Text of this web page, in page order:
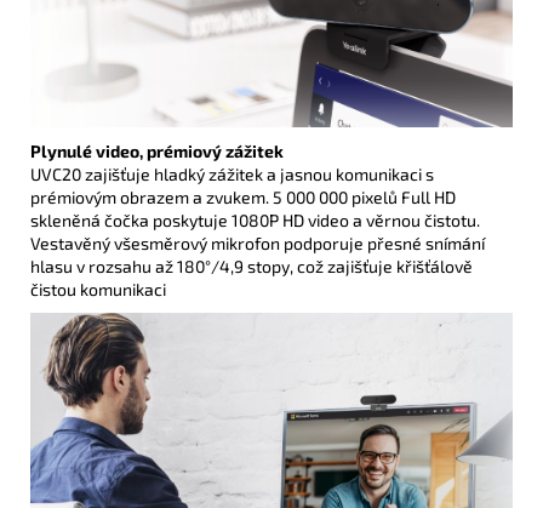
Plynulé video, prémiový zážitek
UVC20 zajišťuje hladký zážitek a jasnou komunikaci s
prémiovým obrazem a zvukem. 5 000 000 pixelů Full HD
skleněná čočka poskytuje 1080P HD video a věrnou čistotu.
Vestavěný všesměrový mikrofon podporuje přesné snímání
hlasu v rozsahu až 180°/4,9 stopy, což zajišťuje křišťálově
čistou komunikaci